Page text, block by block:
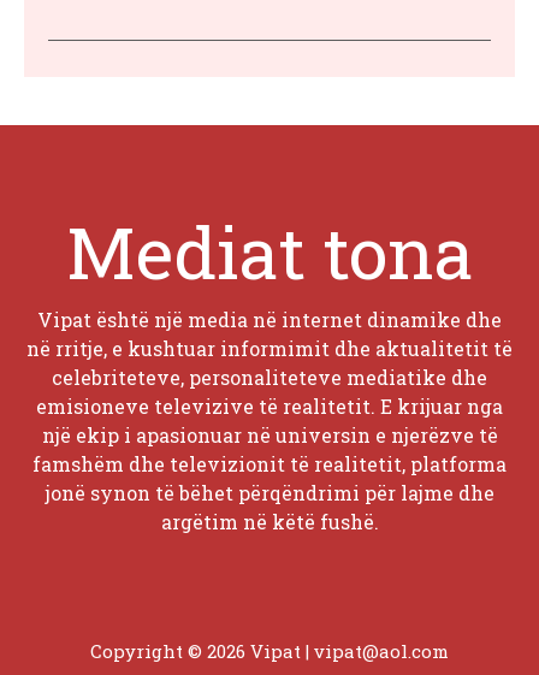
Mediat tona
Vipat është një media në internet dinamike dhe
në rritje, e kushtuar informimit dhe aktualitetit të
celebriteteve, personaliteteve mediatike dhe
emisioneve televizive të realitetit. E krijuar nga
një ekip i apasionuar në universin e njerëzve të
famshëm dhe televizionit të realitetit, platforma
jonë synon të bëhet përqëndrimi për lajme dhe
argëtim në këtë fushë.
Copyright © 2026 Vipat | vipat@aol.com